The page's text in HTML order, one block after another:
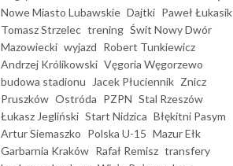
Nowe Miasto Lubawskie Dajtki Paweł Łukasik
Tomasz Strzelec trening Świt Nowy Dwór
Mazowiecki wyjazd Robert Tunkiewicz
Andrzej Królikowski Vęgoria Węgorzewo
budowa stadionu
Jacek Płuciennik Znicz
Pruszków Ostróda PZPN Stal Rzeszów
Łukasz Jegliński Start Nidzica Błękitni Pasym
Artur Siemaszko Polska U-15 Mazur Ełk
Garbarnia Kraków Rafał Remisz transfery